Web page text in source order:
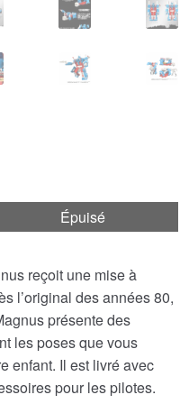
Épuisé
reçoit une mise à
l’original des années 80,
présente des
les poses que vous
enfant. Il est livré avec
pour les pilotes.